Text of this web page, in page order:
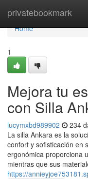
privatebookmark
Home
Home
1
Mejora tu
con Silla
lucymxbd989902 234
La silla Ankara es la
confort y sofisticación en
ergonómica proporciona
mientras que sus
https://